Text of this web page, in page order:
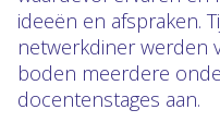
ideeën en afspraken.
netwerkdiner werden
boden meerdere
docentenstages aan.